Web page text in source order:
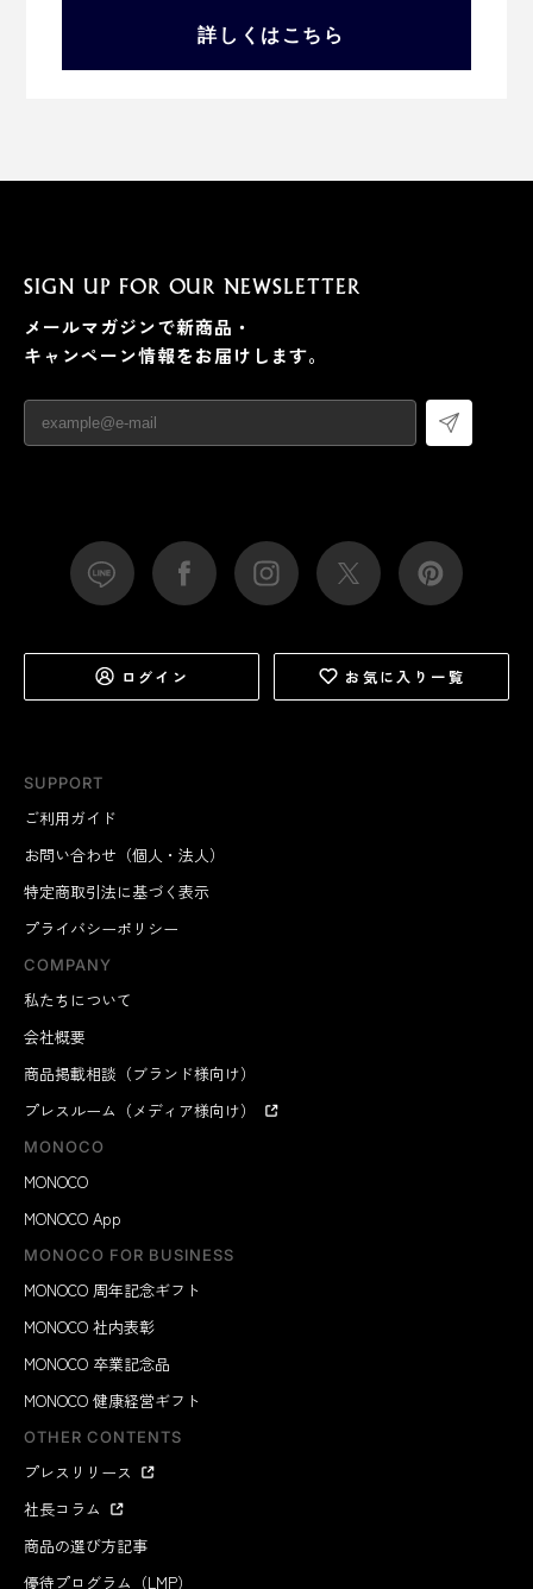
長くキレイに着続けていただくなら、スチームアイロン
がけ（低温）をすると、生地が引き締まって型崩れがし
にくくなるのでおすすめです。
詳しくはこちら
SUPPORT
ご利用ガイド
お問い合わせ（個人・法人）
特定商取引法に基づく表示
プライバシーポリシー
COMPANY
私たちについて
会社概要
商品掲載相談（ブランド様向け）
プレスルーム（メディア様向け）
MONOCO
MONOCO
MONOCO App
MONOCO FOR BUSINESS
MONOCO 周年記念ギフト
MONOCO 社内表彰
MONOCO 卒業記念品
MONOCO 健康経営ギフト
OTHER CONTENTS
プレスリリース
社長コラム
商品の選び方記事
優待プログラム（LMP）
SIGN UP FOR OUR NEWSLETTER
メールマガジンで新商品・
キャンペーン情報をお届けします。
ログイン お気に入り一覧